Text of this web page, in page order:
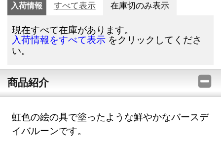
入荷情報 すべて表示 在庫切のみ表示
現在すべて在庫があります。
入荷情報をすべて表示 をクリックしてくださ
い。
商品紹介
虹色の絵の具で塗ったような鮮やかなバースデ
イバルーンです。